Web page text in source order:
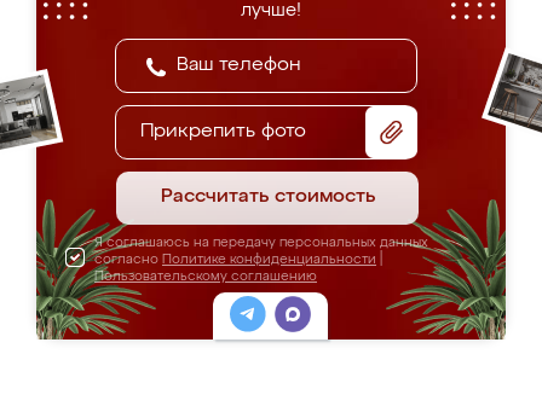
лучше!
Прикрепить фото
Рассчитать стоимость
Я соглашаюсь на передачу персональных данных
согласно Политике конфиденциальности
Пользовательскому соглашению